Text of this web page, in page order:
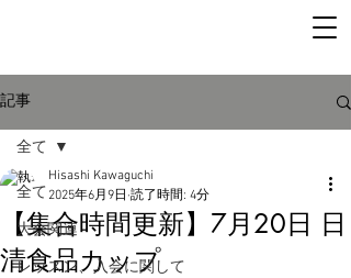
記事
全て
大会関連
レッスン、入会に関して
全て
【集合時間更新】7月20日 日
清食品カップ
Hisashi Kawaguchi
2025年6月9日 読了時間: 4分